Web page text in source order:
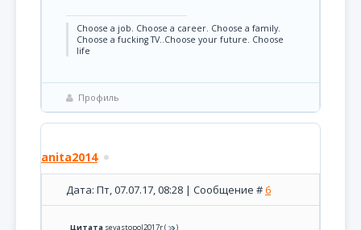
Choose a job. Choose a career. Choose a family.
Choose a fucking TV..Choose your future. Choose
life
Профиль
anita2014
Дата: Пт, 07.07.17, 08:28 | Сообщение #6
Цитата sevastopol2017r( )